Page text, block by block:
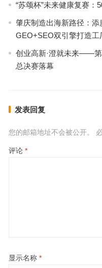
“苏颂杯”未来健康复赛：
肇庆制造出海新路径：
GEO+SEO双引擎打造
创业高新·澄就未来——
总决赛落幕
发表回复
您的邮箱地址不会被公开。
评论 *
显示名称 *